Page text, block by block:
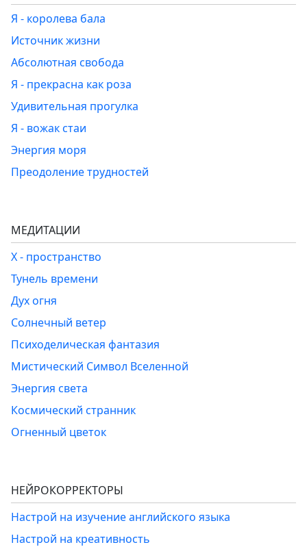
Я - королева бала
Источник жизни
Абсолютная свобода
Я - прекрасна как роза
Удивительная прогулка
Я - вожак стаи
Энергия моря
Преодоление трудностей
МЕДИТАЦИИ
Х - пространство
Тунель времени
Дух огня
Солнечный ветер
Психоделическая фантазия
Мистический Символ Вселенной
Энергия света
Космический странник
Огненный цветок
НЕЙРОКОРРЕКТОРЫ
Настрой на изучение английского языка
Настрой на креативность